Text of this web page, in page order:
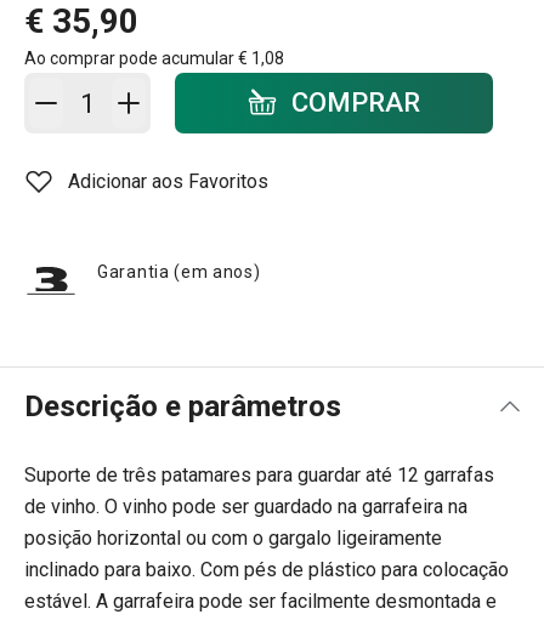
€ 35,90
Ao comprar pode acumular€ 1,08
Adicionar ao carrinho - quantidadeCOMPRAR
Adicionar aos Favoritos
Garantia (em anos)
Descrição e parâmetros
Suporte de três patamares para guardar até 12 garrafas
de vinho. O vinho pode ser guardado na garrafeira na
posição horizontal ou com o gargalo ligeiramente
inclinado para baixo. Com pés de plástico para colocação
estável. A garrafeira pode ser facilmente desmontada e